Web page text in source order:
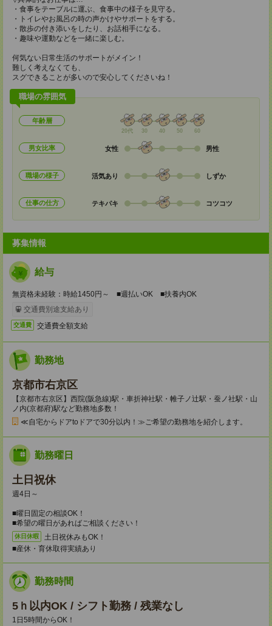
・食事をテーブルに運ぶ、食事中の様子を見守る。
・トイレやお風呂の時の声かけやサポートをする。
・散歩の付き添いをしたり、お話相手になる。
・趣味や運動などを一緒に楽しむ。
何気ない日常生活のサポートがメイン！
難しく考えなくても、
スグできることが多いので安心してくださいね！
職場の雰囲気
年齢層
20代 30 40 50 60
男女比率 女性 男性
職場の様子 活気あり しずか
仕事の仕方 テキパキ コツコツ
募集情報
給与
無資格未経験：時給1450円～ ■週払いOK ■扶養内OK
交通費別途支給あり
交通費 交通費全額支給
勤務地
京都市右京区
【京都市右京区】西院(阪急線)駅・車折神社駅・帷子ノ辻駅・蚕ノ社駅・山
ノ内(京都府)駅など勤務地多数！
≪自宅からドアtoドアで30分以内！≫ご希望の勤務地を紹介します。
勤務曜日
土日祝休
週4日～
■曜日固定の相談OK！
■希望の曜日があればご相談ください！
休日休暇
土日祝休みもOK！
■産休・育休取得実績あり
勤務時間
5ｈ以内OK / シフト勤務 / 残業なし
1日5時間からOK！